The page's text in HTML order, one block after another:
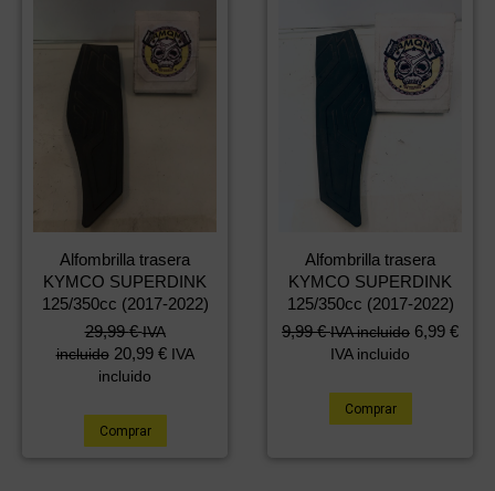
Alfombrilla trasera
KYMCO SUPERDINK
125/350cc (2017-2022)
29,99€ IVA
incluido 20,99 € IVA
incluido
Comprar
Alfombrilla trasera
KYMCO SUPERDINK
125/350cc (2017-2022)
9,99€ IVA incluido 6,99 €
IVA incluido
Comprar